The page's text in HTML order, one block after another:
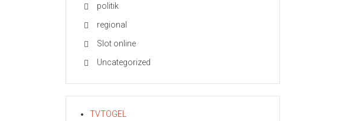
politik
regional
Slot online
Uncategorized
TVTOGEL